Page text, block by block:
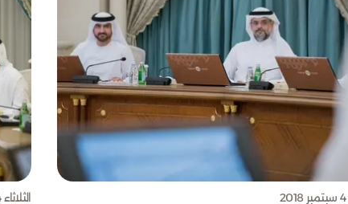
الثلاثاء 14 نوفمبر 2017